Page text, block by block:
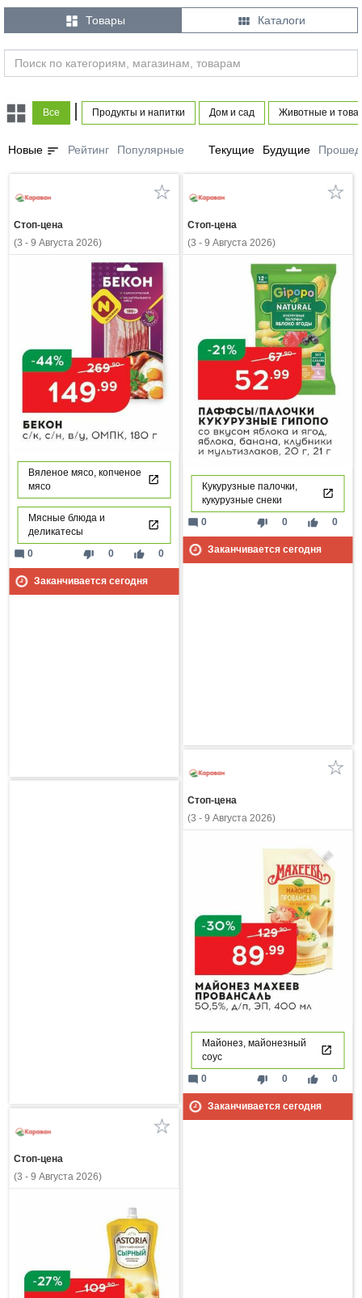
 Товары  Каталоги
Все Продукты и напитки Дом и сад Животные и
Новые sort Рейтинг Популярные Текущие Будущие
Стоп-цена
(3 - 9 Августа 2026)
Вяленое мясо, копченое
мясо
Мясные блюда и
деликатесы
thumb_down 0 thumb_up 0
mode_comment 0
Заканчивается сегодня
Стоп-цена
(3 - 9 Августа 2026)
Кукурузные палочки,
кукурузные снеки
thumb_down 0 thumb_up 0
mode_comment 0
Заканчивается сегодня
Стоп-цена
(3 - 9 Августа 2026)
Майонез, майонезный
соус
thumb_down 0 thumb_up 0
mode_comment 0
Заканчивается сегодня
Стоп-цена
(3 - 9 Августа 2026)